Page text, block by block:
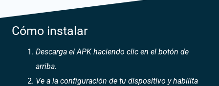
Cómo instalar
Descarga el APK haciendo clic en el botón de
arriba.
Ve a la configuración de tu dispositivo y habilita